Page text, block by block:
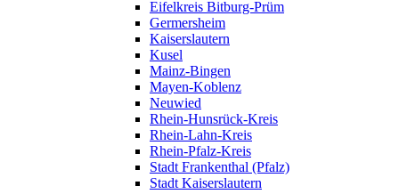
Eifelkreis Bitburg-Prüm
Germersheim
Kaiserslautern
Kusel
Mainz-Bingen
Mayen-Koblenz
Neuwied
Rhein-Hunsrück-Kreis
Rhein-Lahn-Kreis
Rhein-Pfalz-Kreis
Stadt Frankenthal (Pfalz)
Stadt Kaiserslautern